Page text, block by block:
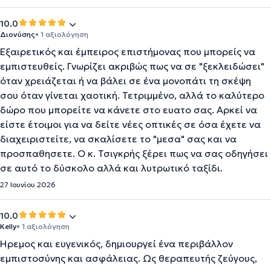
10.0
Διονύσης• 1 αξιολόγηση
Εξαιρετικός και έμπειρος επιστήμονας που μπορείς να
εμπιστευθείς. Γνωρίζει ακριβώς πως να σε "ξεκλειδώσει"
όταν χρειάζεται ή να βάλει σε ένα μονοπάτι τη σκέψη
σου όταν γίνεται χαοτική. Τετριμμένο, αλλά το καλύτερο
δώρο που μπορείτε να κάνετε στο ευατο σας. Αρκεί να
είστε έτοιμοι για να δείτε νέες οπτικές σε όσα έχετε να
διαχειριστείτε, να σκαλίσετε το "μεσα" σας και να
προσπαθησετε. Ο κ. Τσιγκρής ξέρει πως να σας οδηγήσει
σε αυτό το δύσκολο αλλά και λυτρωτικό ταξίδι.
27 Ιουνίου 2026
10.0
Kelly• 1 αξιολόγηση
Ήρεμος και ευγενικός, δημιουργεί ένα περιβάλλον
εμπιστοσύνης και ασφάλειας. Ως θεραπευτής ζεύγους,